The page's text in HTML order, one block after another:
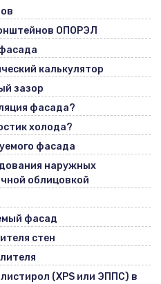
ОПОРЭЛ
калькулятор
зазор
фасада?
холода?
фасада
наружных
облицовкой
фасад
стен
(XPS или ЭППС) в